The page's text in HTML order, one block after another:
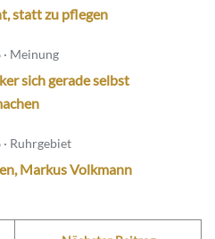
statt zu pflegen
Meinung
sich gerade selbst
Ruhrgebiet
Markus Volkmann